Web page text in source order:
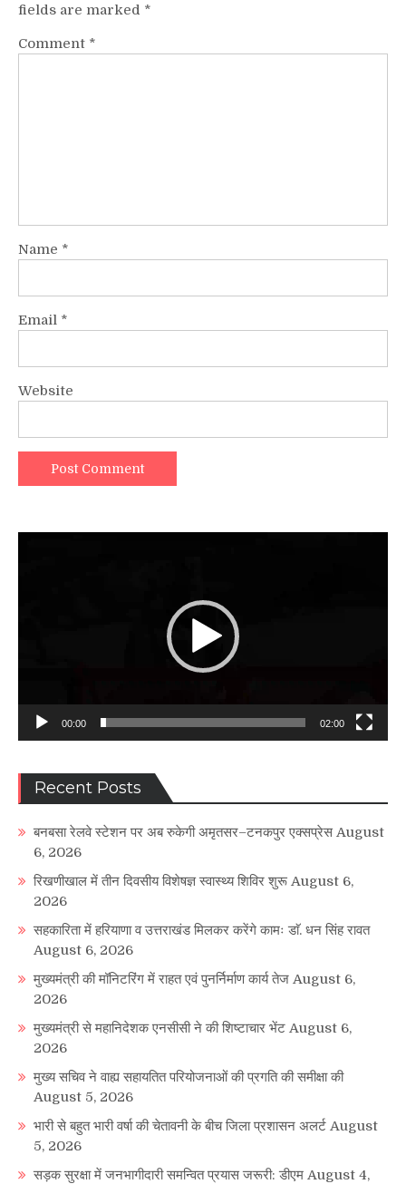
fields are marked *
Comment *
Name *
Email *
Website
00:00 02:00
Recent Posts
बनबसा रेलवे स्टेशन पर अब रुकेगी अमृतसर–टनकपुर एक्सप्रेस August
6, 2026
रिखणीखाल में तीन दिवसीय विशेषज्ञ स्वास्थ्य शिविर शुरू August 6,
2026
सहकारिता में हरियाणा व उत्तराखंड मिलकर करेंगे कामः डाॅ. धन सिंह रावत
August 6, 2026
मुख्यमंत्री की मॉनिटरिंग में राहत एवं पुनर्निर्माण कार्य तेज August 6,
2026
मुख्यमंत्री से महानिदेशक एनसीसी ने की शिष्टाचार भेंट August 6,
2026
मुख्य सचिव ने वाह्य सहायतित परियोजनाओं की प्रगति की समीक्षा की
August 5, 2026
भारी से बहुत भारी वर्षा की चेतावनी के बीच जिला प्रशासन अलर्ट August
5, 2026
सड़क सुरक्षा में जनभागीदारी समन्वित प्रयास जरूरी: डीएम August 4,